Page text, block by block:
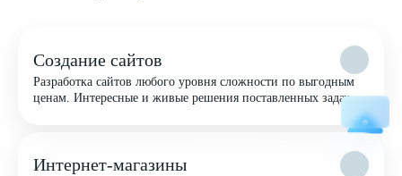
Создание сайтов
Разработка сайтов любого уровня сложности по выгодным
ценам. Интересные и живые решения поставленных задач
Интернет-магазины